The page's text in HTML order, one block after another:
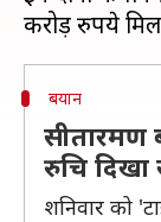
बयान
सीतारमण
रुचि
शनिवार को